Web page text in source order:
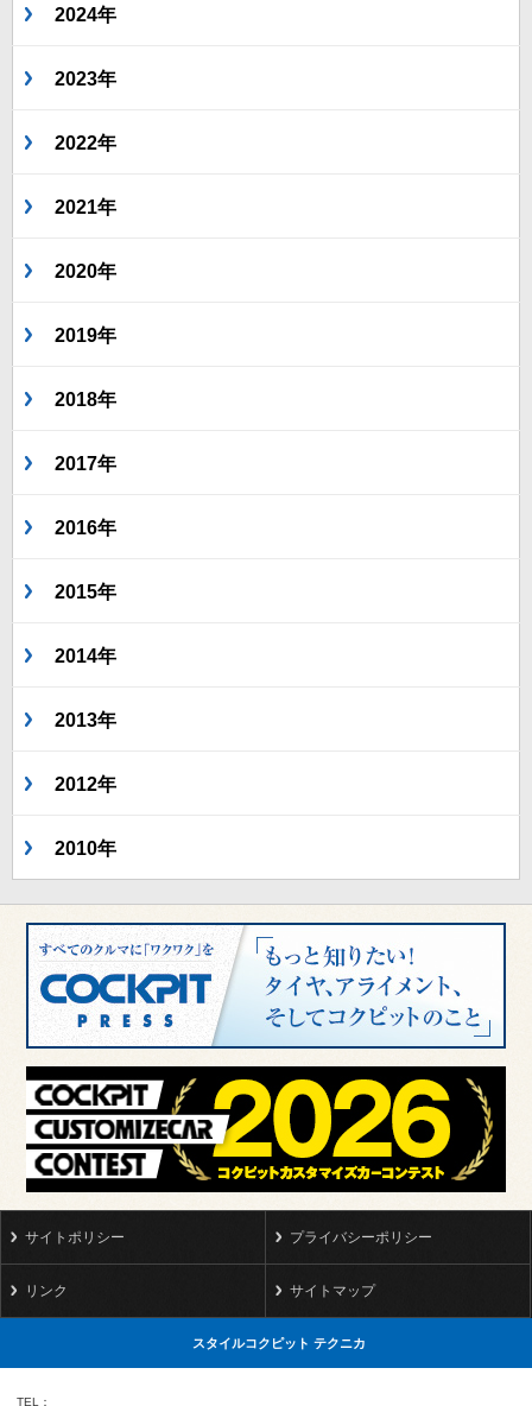
2024年
2023年
2022年
2021年
2020年
2019年
2018年
2017年
2016年
2015年
2014年
2013年
2012年
2010年
サイトポリシー プライバシーポリシー
リンク サイトマップ
スタイルコクピット テクニカ
TEL